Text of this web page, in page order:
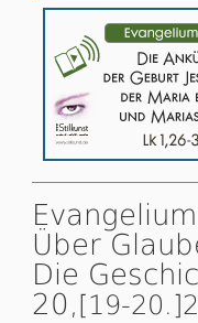
Über
Die
20,[19-